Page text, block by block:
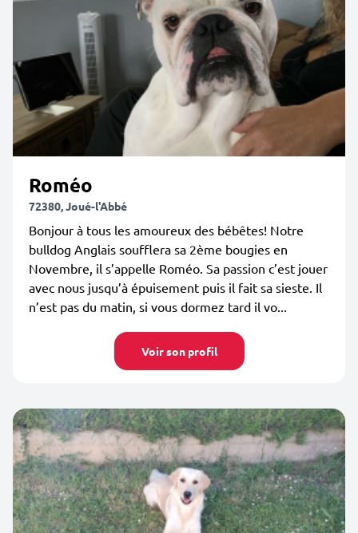
Roméo
72380, Joué-l'Abbé
Bonjour à tous les amoureux des bébêtes! Notre
bulldog Anglais soufflera sa 2ème bougies en
Novembre, il s’appelle Roméo. Sa passion c’est jouer
avec nous jusqu’à épuisement puis il fait sa sieste. Il
n’est pas du matin, si vous dormez tard il vo...
Voir son profil